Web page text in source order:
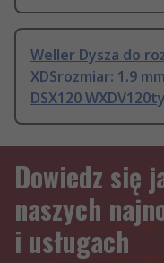
Weller Dysza do
XDSrozmiar: 1.9
DSX120
Dowiedz się
naszych
i usługach